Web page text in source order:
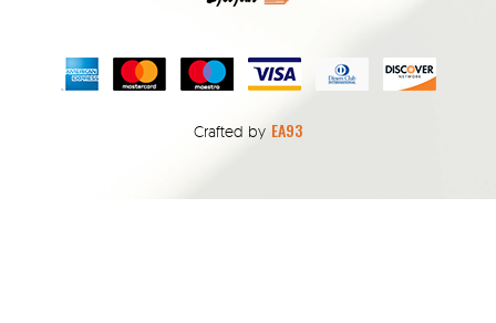
Crafted by EA93